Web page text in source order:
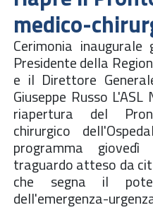
medico-
Cerimonia
Presidente della
e il Direttore
Giuseppe Russo
riapertura del
chirurgico
programma
traguardo atteso da
che segna il
dell'emergenza-